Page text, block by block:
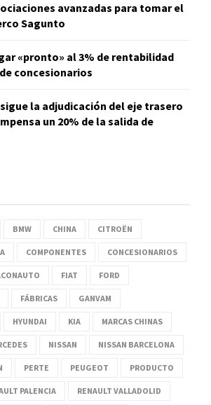
avanzadas para tomar el
Sagunto
«pronto» al 3% de rentabilidad
concesionarios
la adjudicación del eje trasero
un 20% de la salida de
BMW CHINA CITROËN
COMPONENTES CONCESIONARIOS
FIAT FORD
FÁBRICAS GANVAM
HYUNDAI KIA MARCAS CHINAS
NISSAN NISSAN BARCELONA
PERTE PEUGEOT PRODUCTO
PALENCIA RENAULT VALLADOLID